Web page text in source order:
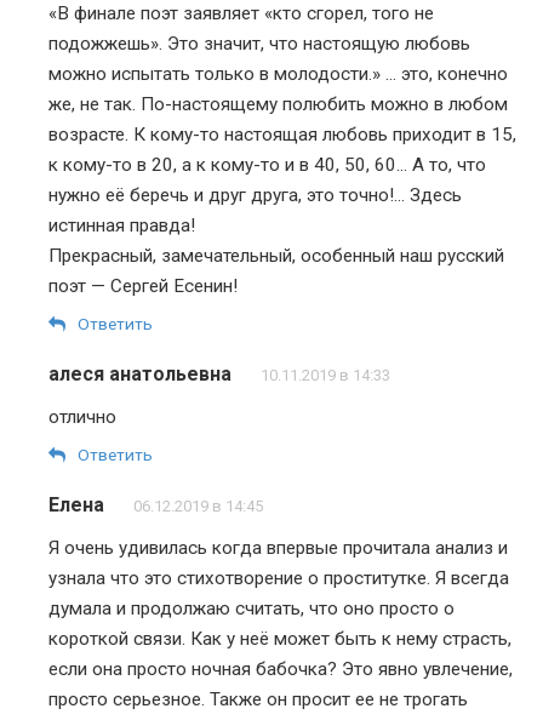
«В финале поэт заявляет «кто сгорел, того не
подожжешь». Это значит, что настоящую любовь
можно испытать только в молодости.» … это, конечно
же, не так. По-настоящему полюбить можно в любом
возрасте. К кому-то настоящая любовь приходит в 15,
к кому-то в 20, а к кому-то и в 40, 50, 60… А то, что
нужно её беречь и друг друга, это точно!… Здесь
истинная правда!
Прекрасный, замечательный, особенный наш русский
поэт — Сергей Есенин!
Ответить
алеся анатольевна 10.11.2019 в 14:33
отлично
Ответить
Елена 06.12.2019 в 14:45
Я очень удивилась когда впервые прочитала анализ и
узнала что это стихотворение о проститутке. Я всегда
думала и продолжаю считать, что оно просто о
короткой связи. Как у неё может быть к нему страсть,
если она просто ночная бабочка? Это явно увлечение,
просто серьезное. Также он просит ее не трогать